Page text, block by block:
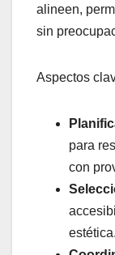
alineen,
sin
Aspectos
para
con
estética.